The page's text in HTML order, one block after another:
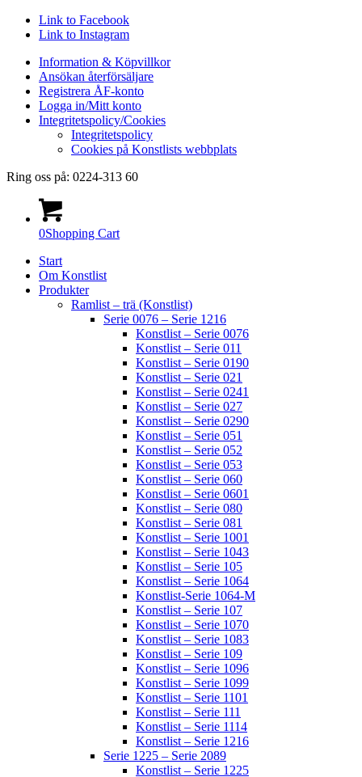
Link to Facebook
Link to Instagram
Information & Köpvillkor
Ansökan återförsäljare
Registrera ÅF-konto
Logga in/Mitt konto
Integritetspolicy/Cookies
Integritetspolicy
Cookies på Konstlists webbplats
Ring oss på: 0224-313 60
0Shopping Cart
Start
Om Konstlist
Produkter
Ramlist – trä (Konstlist)
Serie 0076 – Serie 1216
Konstlist – Serie 0076
Konstlist – Serie 011
Konstlist – Serie 0190
Konstlist – Serie 021
Konstlist – Serie 0241
Konstlist – Serie 027
Konstlist – Serie 0290
Konstlist – Serie 051
Konstlist – Serie 052
Konstlist – Serie 053
Konstlist – Serie 060
Konstlist – Serie 0601
Konstlist – Serie 080
Konstlist – Serie 081
Konstlist – Serie 1001
Konstlist – Serie 1043
Konstlist – Serie 105
Konstlist – Serie 1064
Konstlist-Serie 1064-M
Konstlist – Serie 107
Konstlist – Serie 1070
Konstlist – Serie 1083
Konstlist – Serie 109
Konstlist – Serie 1096
Konstlist – Serie 1099
Konstlist – Serie 1101
Konstlist – Serie 111
Konstlist – Serie 1114
Konstlist – Serie 1216
Serie 1225 – Serie 2089
Konstlist – Serie 1225